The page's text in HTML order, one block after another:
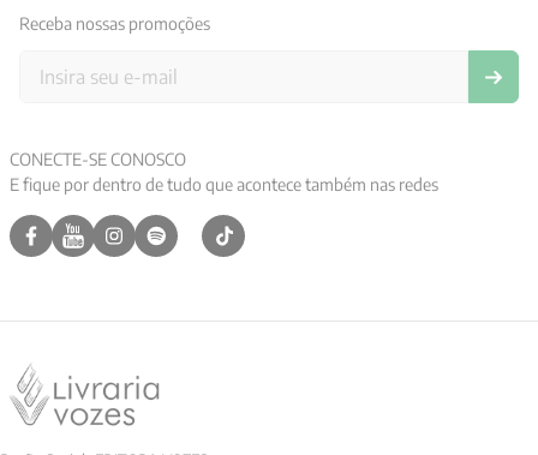
Receba nossas promoções
CONECTE-SE CONOSCO
E fique por dentro de tudo que acontece também nas redes